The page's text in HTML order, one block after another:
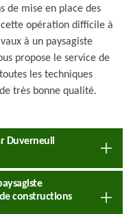
de mise en place des
opération difficile à
à un paysagiste
propose le service de
les techniques
très bonne qualité.
Duverneuil
constructions